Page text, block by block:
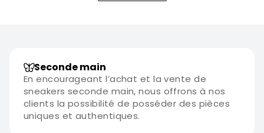
Seconde main
En encourageant l’achat et la vente de
sneakers seconde main, nous offrons à nos
clients la possibilité de posséder des pièces
uniques et authentiques.